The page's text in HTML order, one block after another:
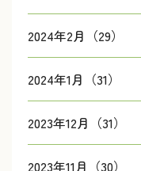
2024年2月（29）
2024年1月（31）
2023年12月（31）
2023年11月（30）